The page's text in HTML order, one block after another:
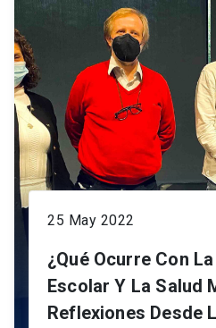
25 May 2022
¿Qué Ocurre Con
Escolar Y La Salud
Reflexiones Desde